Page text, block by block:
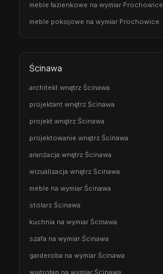
meble łazienkowe na wymiar Prochowice
meble pokojowe na wymiar Prochowice
Ścinawa
architekt wnętrz Ścinawa
projektant wnętrz Ścinawa
projekt wnętrz Ścinawa
projektowanie wnętrz Ścinawa
aranżacja wnętrz Ścinawa
wizualizacja wnętrz Ścinawa
meble na wymiar Ścinawa
stolarz Ścinawa
kuchnia na wymiar Ścinawa
szafa na wymiar Ścinawa
garderoba na wymiar Ścinawa
wiatrołap na wymiar Ścinawa